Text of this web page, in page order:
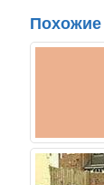
Похожие